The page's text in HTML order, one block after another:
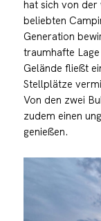
hat sich von
beliebten
Generation
traumhafte
Gelände fließt
Stellplätze
Von den zwei
zudem einen
genießen.